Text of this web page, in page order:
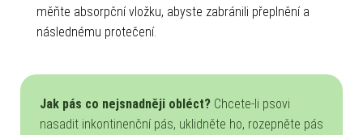
měňte absorpční vložku, abyste zabránili přeplnění a
následnému protečení.
Jak pás co nejsnadněji obléct? Chcete-li psovi
nasadit inkontinenční pás, uklidněte ho, rozepněte pás